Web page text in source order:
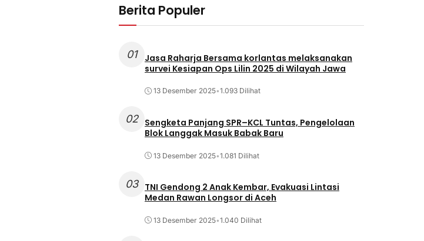
Berita Populer
01
Jasa Raharja Bersama korlantas melaksanakan
survei Kesiapan Ops Lilin 2025 di Wilayah Jawa
13 Desember 2025•1.093 Dilihat
02
Sengketa Panjang SPR–KCL Tuntas, Pengelolaan
Blok Langgak Masuk Babak Baru
13 Desember 2025•1.081 Dilihat
03
TNI Gendong 2 Anak Kembar, Evakuasi Lintasi
Medan Rawan Longsor di Aceh
13 Desember 2025•1.040 Dilihat